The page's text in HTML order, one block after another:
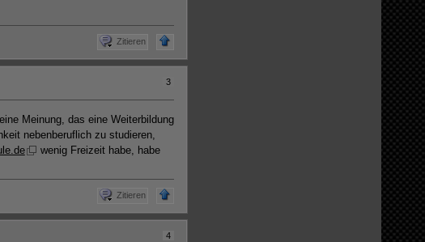
Zitieren
3
Meinung, das eine Weiterbildung
nebenberuflich zu studieren,
wenig Freizeit habe, habe
Zitieren
4